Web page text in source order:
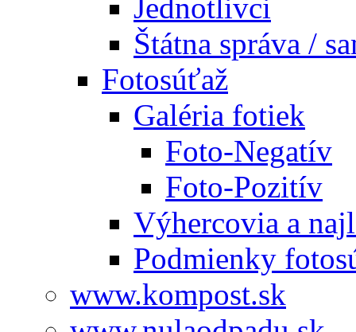
Jednotlivci
Štátna správa /
Fotosúťaž
Galéria fotiek
Foto-Negatív
Foto-Pozitív
Výhercovia a
Podmienky
www.kompost.sk